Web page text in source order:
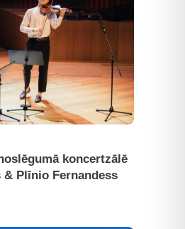
koncertzālē
& Plīnio Fernandess